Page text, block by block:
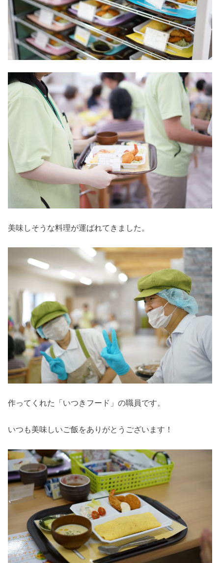
美味しそうな料理が運ばれてきました。
作ってくれた「いつきフード」の職員です。
いつも美味しいご飯をありがとうございます！